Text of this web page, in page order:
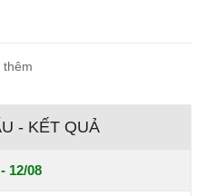
thêm
- KẾT QUẢ
12/08